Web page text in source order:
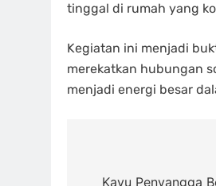
tinggal di rumah yang
Kegiatan ini menjadi
merekatkan hubungan
menjadi energi besar
Kayu Penyangga